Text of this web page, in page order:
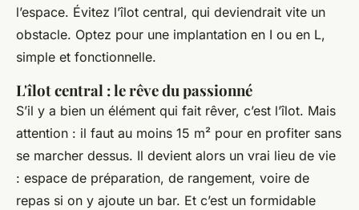
l’espace. Évitez l’îlot central, qui deviendrait vite un
obstacle. Optez pour une implantation en I ou en L,
simple et fonctionnelle.
L'îlot central : le rêve du passionné
S’il y a bien un élément qui fait rêver, c’est l’îlot. Mais
attention : il faut au moins 15 m² pour en profiter sans
se marcher dessus. Il devient alors un vrai lieu de vie
: espace de préparation, de rangement, voire de
repas si on y ajoute un bar. Et c’est un formidable